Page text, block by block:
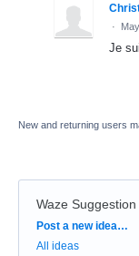
·
Je
New and returning users
Waze Suggestion
Categories
Post a new idea…
All ideas